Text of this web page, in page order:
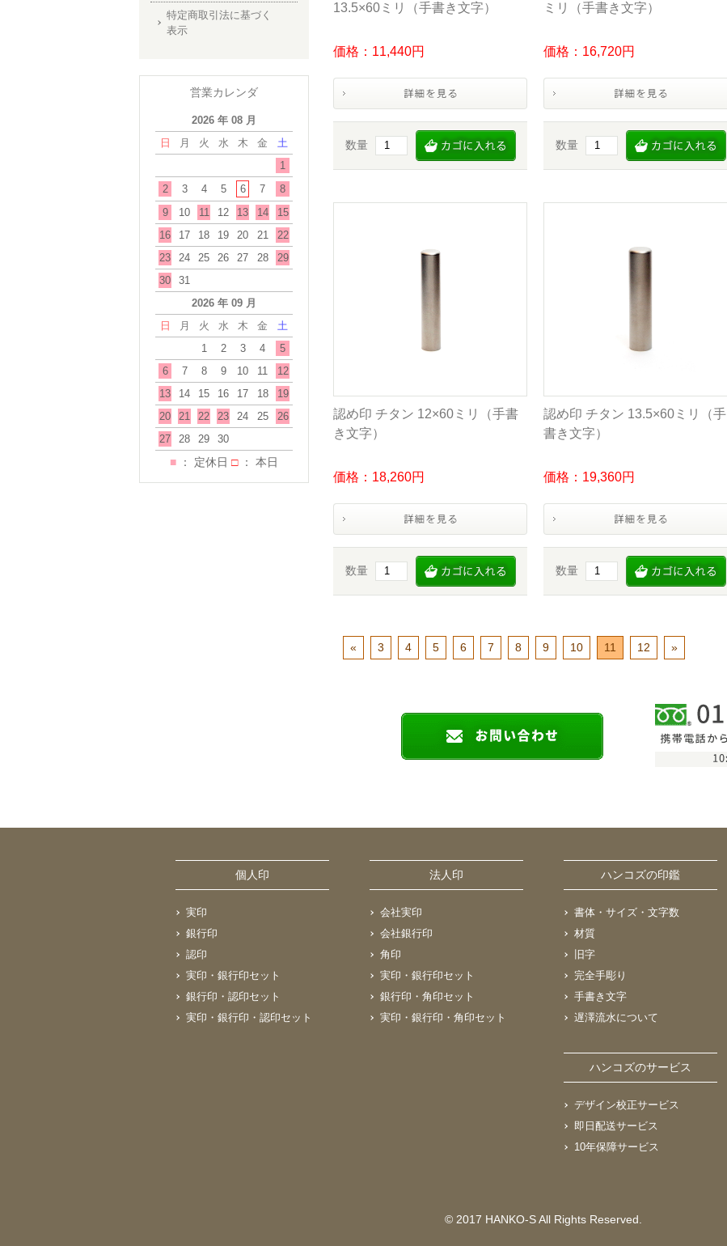
13.5×60ミリ（手書き文字）
価格：11,440円
数量
ミリ（手書き文字）
価格：16,720円
数量
認め印 チタン 12×60ミリ（手書
き文字）
価格：18,260円
数量
認め印 チタン 13.5×60ミリ（手
書き文字）
価格：19,360円
数量
« 3 4 5 6 7 8 9 10 11 12 »
特定商取引法に基づく
表示
営業カレンダ
2026 年 08 月
日
月 火 水 木 金
土
1
2
3 4 5 6 7
8
9
10 11 12 13 14
15
16
17 18 19 20 21
22
23
24 25 26 27 28
29
30
31
2026 年 09 月
日
月 火 水 木 金
土
1
2 3 4
5
6
7 8 9 10 11
12
13
14 15 16 17 18
19
20
21 22 23 24 25
26
27
28 29 30
■ ： 定休日 □： 本日
個人印
実印
銀行印
認印
実印・銀行印セット
銀行印・認印セット
実印・銀行印・認印セット
法人印
会社実印
会社銀行印
角印
実印・銀行印セット
銀行印・角印セット
実印・銀行印・角印セット
ハンコズの印鑑
書体・サイズ・文字数
材質
旧字
完全手彫り
手書き文字
遅澤流水について
ハンコズのサービス
デザイン校正サービス
即日配送サービス
10年保障サービス
© 2017 HANKO-S All Rights Reserved.